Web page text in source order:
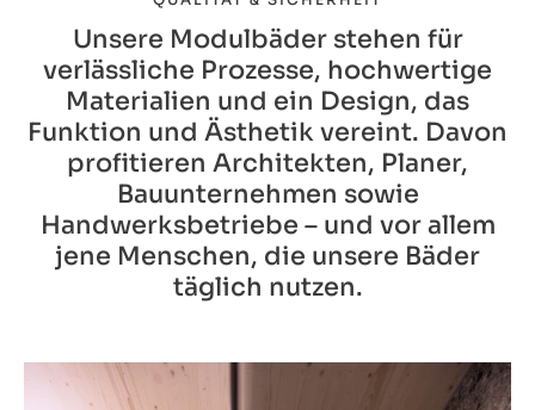
Unsere Modulbäder stehen für
verlässliche Prozesse, hochwertige
Materialien und ein Design, das
Funktion und Ästhetik vereint. Davon
profitieren Architekten, Planer,
Bauunternehmen sowie
Handwerksbetriebe – und vor allem
jene Menschen, die unsere Bäder
täglich nutzen.